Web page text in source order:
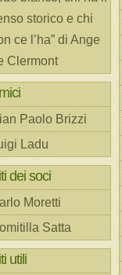
storico e chi
ce l’ha” di Ange
Clermont
Paolo Brizzi
Ladu
dei soci
Moretti
Satta
utili